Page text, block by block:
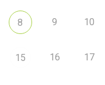
8 9 10
15 16 17